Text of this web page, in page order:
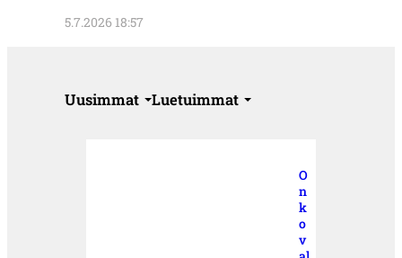
5.7.2026 18:57
Uusimmat Luetuimmat
O
n
k
o
v